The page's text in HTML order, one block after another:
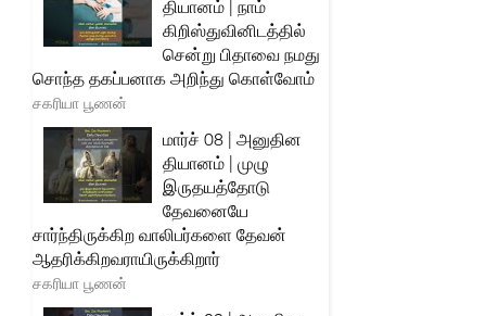
தியானம் | நாம்
கிறிஸ்துவினிடத்தில்
சென்று பிதாவை நமது
சொந்த தகப்பனாக அறிந்து கொள்வோம்
சகரியா பூணன்
மார்ச் 08 | அனுதின
தியானம் | முழு
இருதயத்தோடு
தேவனையே
சார்ந்திருக்கிற வாலிபர்களை தேவன்
ஆதரிக்கிறவராயிருக்கிறார்
சகரியா பூணன்